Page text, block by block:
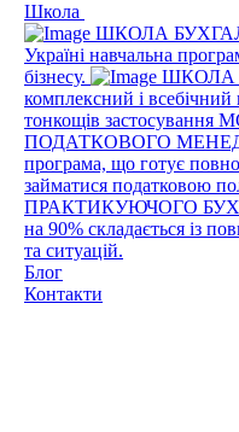
Школа
ШКОЛА
Україні навчальна
бізнесу.
ШКОЛА
комплексний і всебічний
тонкощів застосування
ПОДАТКОВОГО
програма, що готує
займатися податковою
ПРАКТИКУЮЧОГО
на 90% складається із
та ситуацій.
Блог
Контакти